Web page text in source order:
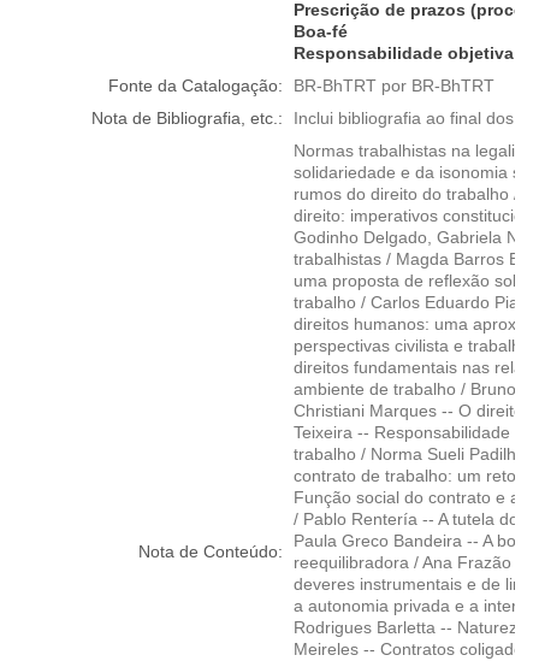
Prescrição de prazos
Boa-fé
Responsabilidade objetiva
Fonte da Catalogação:
BR-BhTRT por BR-BhTRT
Nota de Bibliografia, etc.:
Inclui bibliografia ao final dos
Nota de Conteúdo:
Normas trabalhistas na
solidariedade e da isonomia
rumos do direito do trabalho /
direito: imperativos
Godinho Delgado, Gabriela
trabalhistas / Magda Barros
uma proposta de reflexão
trabalho / Carlos Eduardo
direitos humanos: uma
perspectivas civilista e
direitos fundamentais nas
ambiente de trabalho / Bruno
Christiani Marques -- O direito
Teixeira -- Responsabilidade
trabalho / Norma Sueli Padilha
contrato de trabalho: um
Função social do contrato e
/ Pablo Rentería -- A tutela do
Paula Greco Bandeira -- A
reequilibradora / Ana Frazão --
deveres instrumentais e de
a autonomia privada e a
Rodrigues Barletta -- Natureza
Meireles -- Contratos